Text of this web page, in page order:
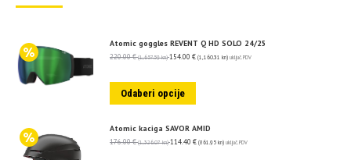
Atomic goggles REVENT Q HD SOLO 24/25
220.00€ (1,657.59 kn) 154.00 € (1,160.31 kn) uključ. PDV
Odaberi opcije
Atomic kaciga SAVOR AMID
176.00€ (1,326.07 kn) 114.40 € (861.95 kn) uključ. PDV